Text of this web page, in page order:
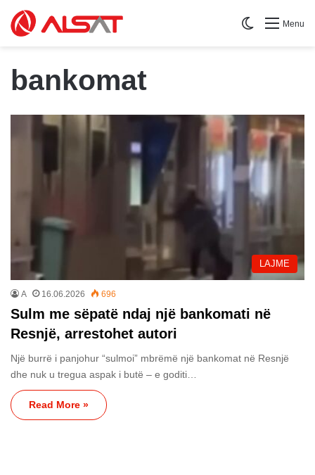
Menu
Switch skin
bankomat
LAJME
A 16.06.2026 696
Sulm me sëpatë ndaj një bankomati në
Resnjë, arrestohet autori
Një burrë i panjohur “sulmoi” mbrëmë një bankomat në Resnjë
dhe nuk u tregua aspak i butë – e goditi…
Read More »